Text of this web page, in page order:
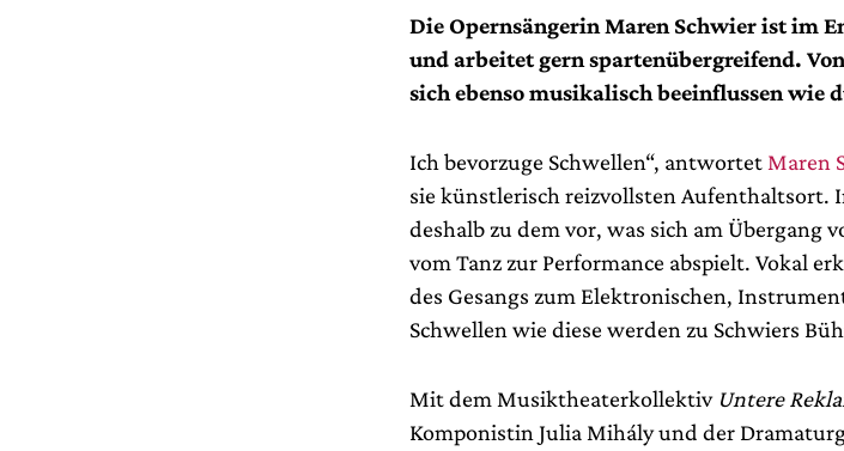
Die Opernsängerin Maren Schwier ist im
und arbeitet gern spartenübergreifend. Von
sich ebenso musikalischbeeinflussen wie
Ich bevorzuge Schwellen“, antwortetMaren
sie künstlerisch reizvollsten Aufenthaltsort.
deshalb zu dem vor, was sich am Übergang
vom Tanz zur Performance abspielt. Vokal
des Gesangs zum Elektronischen,
Schwellen wie diese werden zu Schwiers
Mit dem Musiktheaterkollektiv Untere
Komponistin Julia Mihály und der